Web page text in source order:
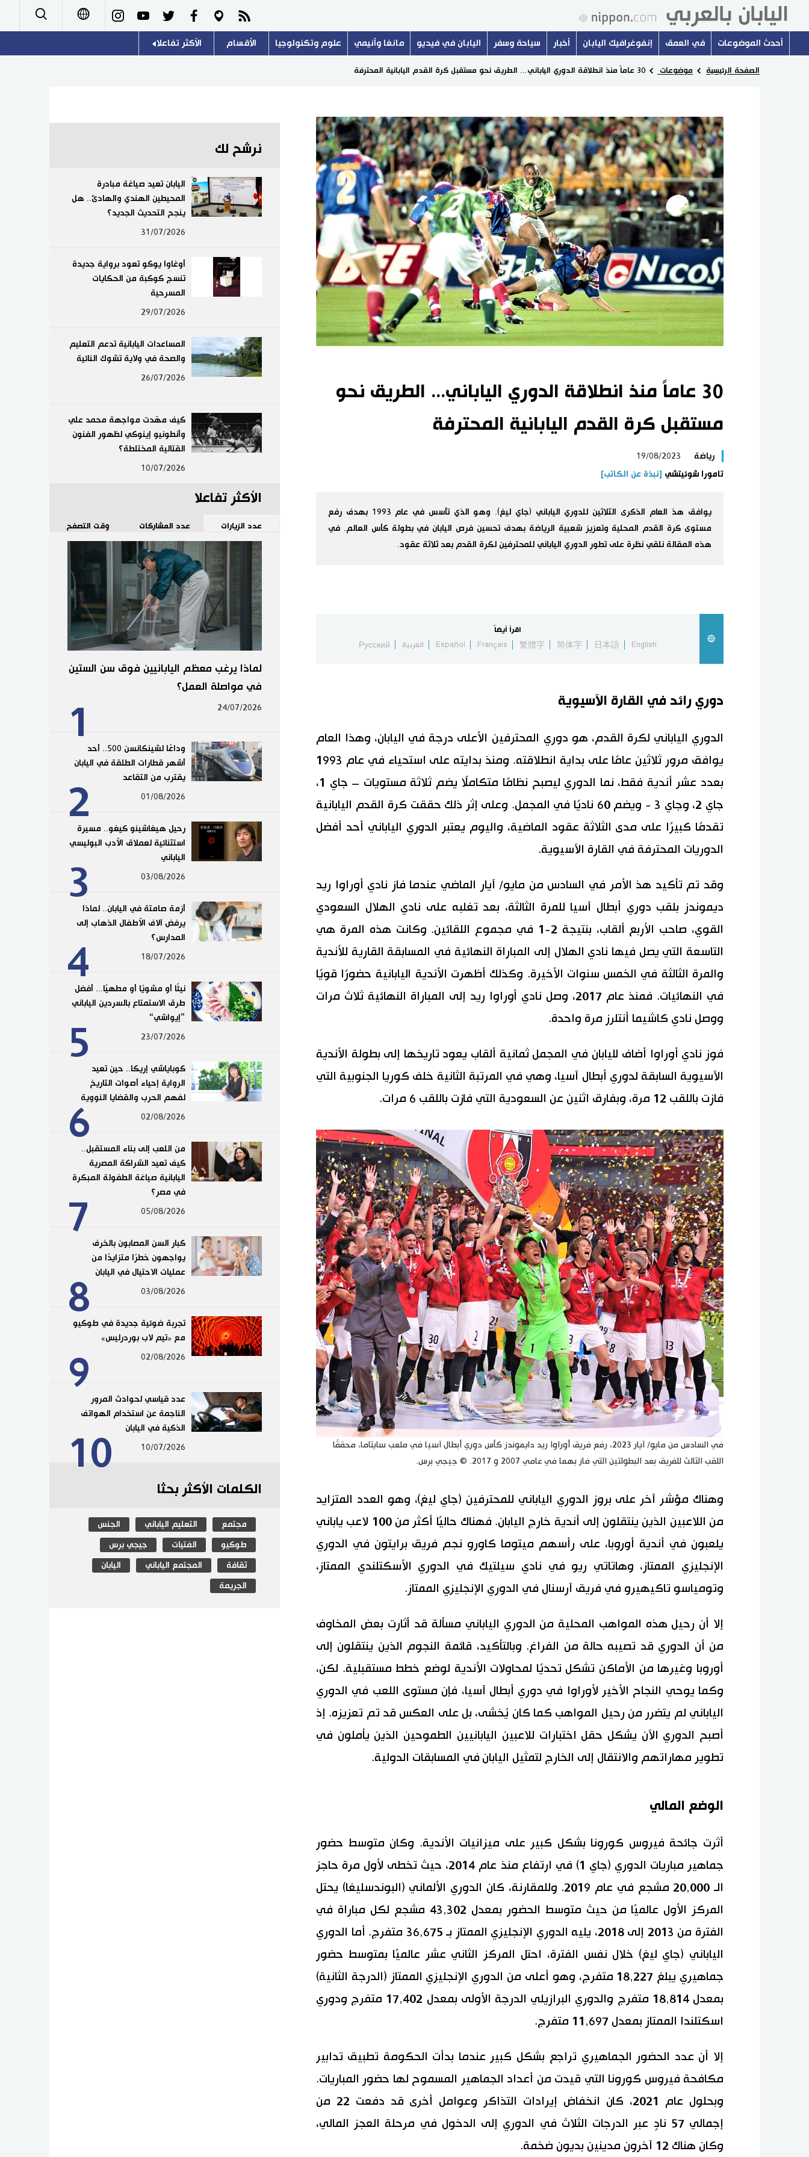
Español
أحدث الموضوعات في العمق إنفوغرافيك اليابان أخبار سياحة وسفر اليابان في فيديو مانغا وأنيمي علوم وتكنولوجيا الأقسام
اقتصاد
لايف ستايل
إعلان
الأكثر تفاعلا
الصفحة الرئيسية موضوعات 30 عاماً منذ انطلاقة الدوري الياباني... الطريق نحو مستقبل كرة القدم اليابانية المحترفة
30 عاماً منذ انطلاقة الدوري الياباني... الطريق نحو
مستقبل كرة القدم اليابانية المحترفة
رياضة
19/08/2023
تامورا شوئيتشي [نبذة عن الكاتب]
يوافق هذ العام الذكرى الثلاثين للدوري الياباني (جاي ليغ). وهو الذي تأسس في عام 1993 بهدف رفع
مستوى كرة القدم المحلية وتعزيز شعبية الرياضة بهدف تحسين فرص اليابان في بطولة كأس العالم. في
هذه المقالة نلقي نظرة على تطور الدوري الياباني للمحترفين لكرة القدم بعد ثلاثة عقود.
اقرأ أيضاً
English
日本語
简体字
繁體字
Français
Español العربية Русский
دوري رائد في القارة الآسيوية
الدوري الياباني لكرة القدم، هو دوري المحترفين الأعلى درجة في اليابان، وهذا العام
يوافق مرور ثلاثين عامًا على بداية انطلاقته. ومنذ بدايته على استحياء في عام 1993
بعدد عشر أندية فقط، نما الدوري ليصبح نظامًا متكاملًا يضم ثلاثة مستويات – جاي 1،
جاي 2، وجاي 3 - ويضم 60 ناديًا في المجمل. وعلى إثر ذلك حققت كرة القدم اليابانية
تقدمًا كبيرًا على مدى الثلاثة عقود الماضية، واليوم يعتبر الدوري الياباني أحد أفضل
الدوريات المحترفة في القارة الآسيوية.
وقد تم تأكيد هذ الأمر في السادس من مايو/ آيار الماضي عندما فاز نادي أوراوا ريد
ديموندز بلقب دوري أبطال آسيا للمرة الثالثة، بعد تغلبه على نادي الهلال السعودي
القوي، صاحب الأربع ألقاب، بنتيجة 2-1 في مجموع اللقائين. وكانت هذه المرة هي
التاسعة التي يصل فيها نادي الهلال إلى المباراة النهائية في المسابقة القارية للأندية
والمرة الثالثة في الخمس سنوات الأخيرة. وكذلك أظهرت الأندية اليابانية حضورًا قويًا
في النهائيات. فمنذ عام 2017، وصل نادي أوراوا ريد إلى المباراة النهائية ثلاث مرات
ووصل نادي كاشيما أنتلرز مرة واحدة.
فوز نادي أوراوا أضاف لليابان في المجمل ثمانية ألقاب يعود تاريخها إلى بطولة الأندية
الآسيوية السابقة لدوري أبطال آسيا، وهي في المرتبة الثانية خلف كوريا الجنوبية التي
فازت باللقب 12 مرة، وبفارق اثنين عن السعودية التي فازت باللقب 6 مرات.
في السادس من مايو/ آيار 2023، رفع فريق أوراوا ريد دايموندز كأس دوري أبطال آسيا في ملعب سايتاما، محققًا
اللقب الثالث للفريق بعد البطولتين التي فاز بهما في عامي 2007 و 2017. © جيجي برس.
وهناك مؤشر آخر على بروز الدوري الياباني للمحترفين (جاي ليغ)، وهو العدد المتزايد
من اللاعبين الذين ينتقلون إلى أندية خارج اليابان. فهناك حاليًا أكثر من 100 لاعب ياباني
يلعبون في أندية أوروبا، على رأسهم ميتوما كاورو نجم فريق برايتون في الدوري
الإنجليزي الممتاز، وهاتاتي ريو في نادي سيلتيك في الدوري الأسكتلندي الممتاز،
وتومياسو تاكيهيرو في فريق آرسنال في الدوري الإنجليزي الممتاز.
إلا أن رحيل هذه المواهب المحلية من الدوري الياباني مسألة قد أثارت بعض المخاوف
من أن الدوري قد تصيبه حالة من الفراغ. وبالتأكيد، قائمة النجوم الذين ينتقلون إلى
أوروبا وغيرها من الأماكن تشكل تحديًا لمحاولات الأندية لوضع خطط مستقبلية. لكن،
وكما يوحي النجاح الأخير لأوراوا في دوري أبطال آسيا، فإن مستوى اللعب في الدوري
الياباني لم يتضرر من رحيل المواهب كما كان يُخشى، بل على العكس قد تم تعزيزه. إذ
أصبح الدوري الآن يشكل حقل اختبارات للاعبين اليابانيين الطموحين الذين يأملون في
تطوير مهاراتهم والانتقال إلى الخارج لتمثيل اليابان في المسابقات الدولية.
الوضع المالي
أثرت جائحة فيروس كورونا بشكل كبير على ميزانيات الأندية. وكان متوسط حضور
جماهير مباريات الدوري (جاي 1) في ارتفاع منذ عام 2014، حيث تخطى لأول مرة حاجز
الـ 20,000 مشجع في عام 2019. وللمقارنة، كان الدوري الألماني (البوندسليغا) يحتل
المركز الأول عالميًا من حيث متوسط الحضور بمعدل 43,302 مشجع لكل مباراة في
الفترة من 2013 إلى 2018، يليه الدوري الإنجليزي الممتاز بـ 36,675 متفرج. أما الدوري
الياباني (جاي ليغ) خلال نفس الفترة، احتل المركز الثاني عشر عالميًا بمتوسط حضور
جماهيري يبلغ 18,227 متفرج، وهو أعلى من الدوري الإنجليزي الممتاز (الدرجة الثانية)
بمعدل 18,814 متفرج والدوري البرازيلي الدرجة الأولى بمعدل 17,402 متفرج ودوري
اسكتلندا الممتاز بمعدل 11,697 متفرج.
إلا أن عدد الحضور الجماهيري تراجع بشكل كبير عندما بدأت الحكومة تطبيق تدابير
مكافحة فيروس كورونا التي قيدت من أعداد الجماهير المسموح لها حضور المباريات.
وبحلول عام 2021، كان انخفاض إيرادات التذاكر وعوامل أخرى قد دفعت 22 من
إجمالي 57 نادٍ عبر الدرجات الثلاث في الدوري إلى الدخول في مرحلة العجز المالي،
وكان هناك 12 آخرون مدينين بديون ضخمة.
نرشح لك
اليابان تعيد صياغة مبادرة
المحيطين الهندي والهادئ.. هل
ينجح التحديث الجديد؟
31/07/2026
أوغاوا يوكو تعود برواية جديدة
تنسج كوكبة من الحكايات
المسرحية
29/07/2026
المساعدات اليابانية تدعم التعليم
والصحة في ولاية تشوك النائية
26/07/2026
كيف مهّدت مواجهة محمد علي
وأنطونيو إينوكي لظهور الفنون
القتالية المختلطة؟
10/07/2026
الأكثر تفاعلا
عدد الزيارات عدد المشاركات وقت التصفح
1
لماذا يرغب معظم اليابانيين فوق سن الستين
في مواصلة العمل؟
24/07/2026
2
وداعًا لشينكانسن 500.. أحد
أشهر قطارات الطلقة في اليابان
يقترب من التقاعد
01/08/2026
3
رحيل هيغاشينو كيغو.. مسيرة
استثنائية لعملاق الأدب البوليسي
الياباني
03/08/2026
4
أزمة صامتة في اليابان.. لماذا
يرفض آلاف الأطفال الذهاب إلى
المدارس؟
18/07/2026
5
نيئًا أو مشويًا أو مطهيًا... أفضل
طرق الاستمتاع بالسردين الياباني
”إيواشي“
23/07/2026
6
كوباياشي إريكا.. حين تعيد
الرواية إحياء أصوات التاريخ
لفهم الحرب والقضايا النووية
02/08/2026
7
من اللعب إلى بناء المستقبل..
كيف تعيد الشراكة المصرية
اليابانية صياغة الطفولة المبكرة
في مصر؟
05/08/2026
8
كبار السن المصابون بالخرف
يواجهون خطرًا متزايدًا من
عمليات الاحتيال في اليابان
03/08/2026
9
تجربة ضوئية جديدة في طوكيو
مع «تيم لاب بوردرليس»
02/08/2026
10
عدد قياسي لحوادث المرور
الناجمة عن استخدام الهواتف
الذكية في اليابان
10/07/2026
الكلمات الأكثر بحثا
مجتمع التعليم الياباني الجنس
طوكيو الفتيات جيجي برس
ثقافة المجتمع الياباني اليابان
الجريمة